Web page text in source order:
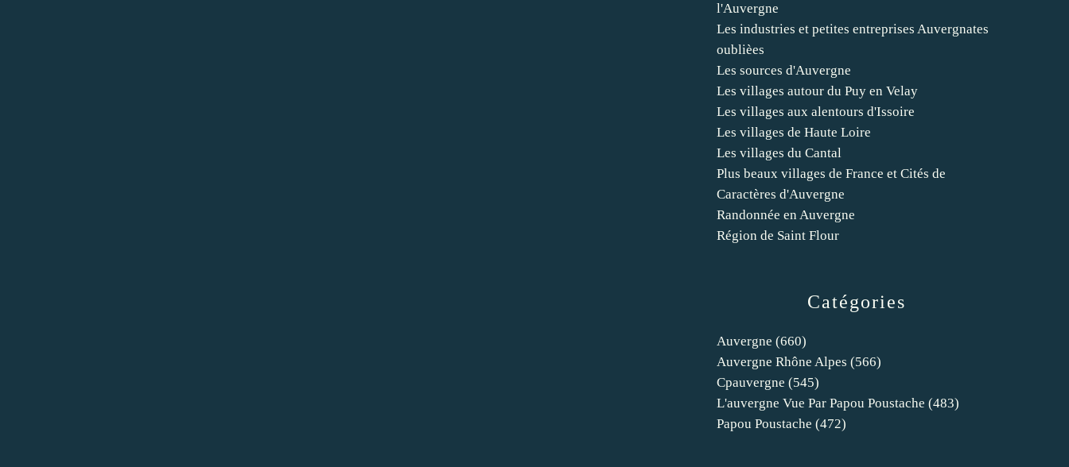
Catégories
Auvergne (660)
Auvergne Rhône Alpes (566)
Cpauvergne (545)
L'auvergne Vue Par Papou Poustache (483)
Papou Poustache (472)
l'Auvergne
Les industries et petites entreprises Auvergnates
oublièes
Les sources d'Auvergne
Les villages autour du Puy en Velay
Les villages aux alentours d'Issoire
Les villages de Haute Loire
Les villages du Cantal
Plus beaux villages de France et Cités de
Caractères d'Auvergne
Randonnée en Auvergne
Région de Saint Flour